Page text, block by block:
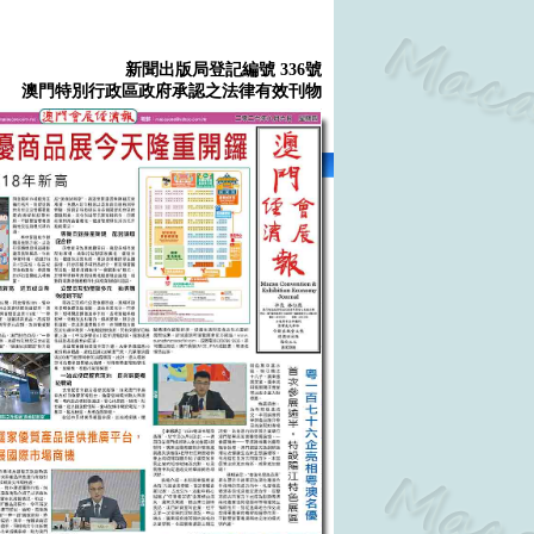
新聞出版局登記編號 336號
澳門特別行政區政府承認之法律有效刊物